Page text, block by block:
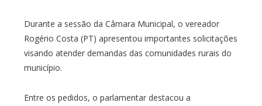
Durante a sessão da Câmara Municipal, o vereador
Rogério Costa (PT) apresentou importantes solicitações
visando atender demandas das comunidades rurais do
município.
Entre os pedidos, o parlamentar destacou a